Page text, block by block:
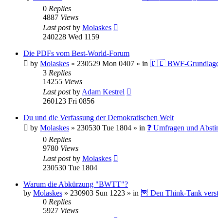
0 Replies
4887 Views
Last postby Molaskes
240228 Wed 1159
Die PDFs vom Best-World-Forum
by Molaskes » 230529 Mon 0407 » in 🇩🇪 BWF-
3 Replies
14255 Views
Last postby Adam Kestrel
260123 Fri 0856
Du und die Verfassung der Demokratischen Welt
by Molaskes » 230530 Tue 1804 » in ❓ Umfragen und
0 Replies
9780 Views
Last postby Molaskes
230530 Tue 1804
Warum die Abkürzung "BWTT"?
by Molaskes » 230903 Sun 1223 » in 🦉 Den Think-Tank
0 Replies
5927 Views